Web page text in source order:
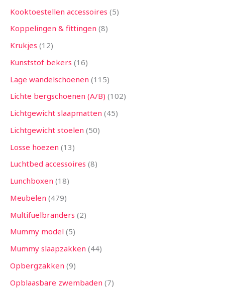
Kooktoestellen accessoires 5
Koppelingen & fittingen 8
Krukjes 12
Kunststof bekers 16
Lage wandelschoenen 115
Lichte bergschoenen (A/B) 102
Lichtgewicht slaapmatten 45
Lichtgewicht stoelen 50
Losse hoezen 13
Luchtbed accessoires 8
Lunchboxen 18
Meubelen 479
Multifuelbranders 2
Mummy model 5
Mummy slaapzakken 44
Opbergzakken 9
Opblaasbare zwembaden 7